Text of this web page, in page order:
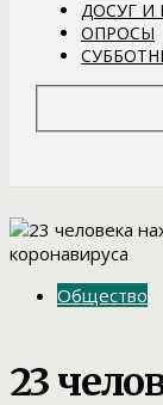
ДОСУГ И
ОПРОСЫ
Общество
23